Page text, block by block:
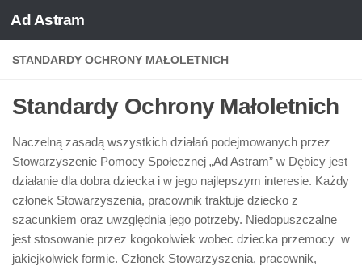
Skip to content
Ad Astram
STANDARDY OCHRONY MAŁOLETNICH
Standardy Ochrony Małoletnich
Naczelną zasadą wszystkich działań podejmowanych przez
Stowarzyszenie Pomocy Społecznej „Ad Astram” w Dębicy jest
działanie dla dobra dziecka i w jego najlepszym interesie. Każdy
członek Stowarzyszenia, pracownik traktuje dziecko z
szacunkiem oraz uwzględnia jego potrzeby. Niedopuszczalne
jest stosowanie przez kogokolwiek wobec dziecka przemocy w
jakiejkolwiek formie. Członek Stowarzyszenia, pracownik,